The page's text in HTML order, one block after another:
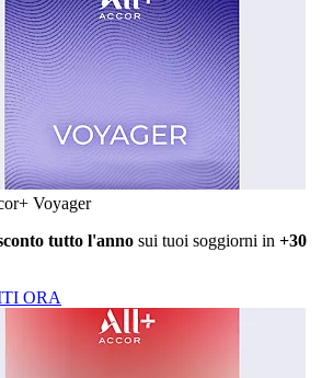
Voyager
tutto l'anno sui tuoi soggiorni in +30
ORA